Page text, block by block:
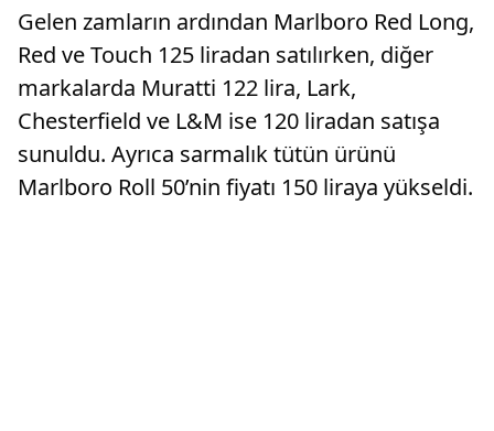
Gelen zamların ardından Marlboro Red Long,
Red ve Touch 125 liradan satılırken, diğer
markalarda Muratti 122 lira, Lark,
Chesterfield ve L&M ise 120 liradan satışa
sunuldu. Ayrıca sarmalık tütün ürünü
Marlboro Roll 50’nin fiyatı 150 liraya yükseldi.